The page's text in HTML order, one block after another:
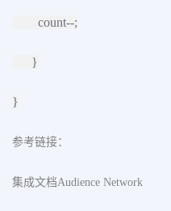
count--;
}
}
参考链接：
集成文档Audience Network